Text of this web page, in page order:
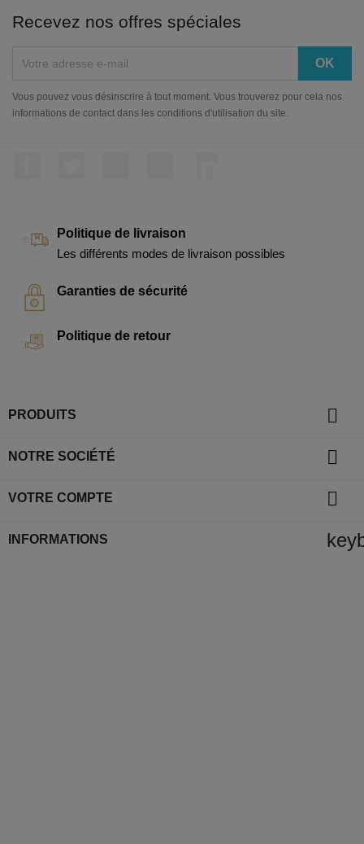
Recevez nos offres spéciales
Vous pouvez vous désinscrire à tout moment. Vous trouverez pour cela nos
informations de contact dans les conditions d'utilisation du site.
Politique de livraison
Les différents modes de livraison possibles
Garanties de sécurité
Politique de retour
PRODUITS 
NOTRE SOCIÉTÉ 
VOTRE COMPTE 
INFORMATIONS